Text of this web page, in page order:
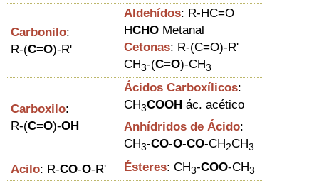
Carbonilo:
R-(C=O)-R'
Aldehídos: R-HC=O
HCHO Metanal
Cetonas: R-(C=O)-R'
CH3-(C=O)-CH3
Carboxilo:
R-(C=O)-OH
Ácidos Carboxílicos:
CH3COOH ác. acético
Anhídridos de Ácido:
CH3-CO-O-CO-CH2CH3
Acilo: R-CO-O-R' Ésteres: CH3-COO-CH3